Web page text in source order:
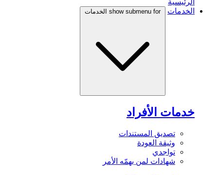
الرئيسية
الخدمات
show submenu for الخدمات
خدمات الأفراد
تصديق المستندات
وثيقة العودة
تواجدي
شهادات لمن يهمّه الأمر